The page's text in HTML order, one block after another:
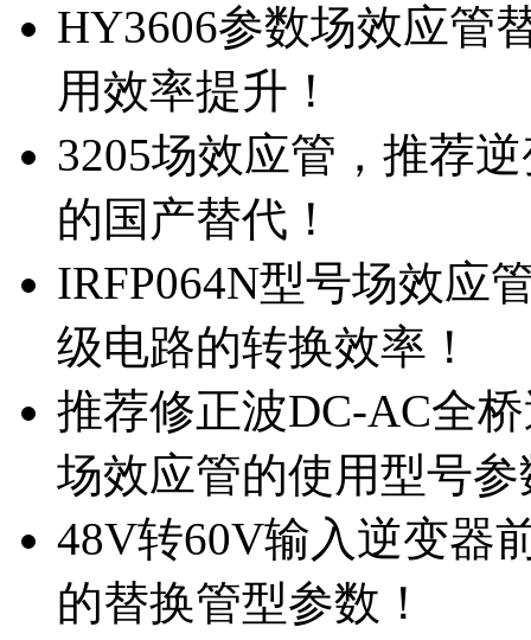
HY3606参数场效应管
用效率提升！
3205场效应管，推荐
的国产替代！
IRFP064N型号场效应
级电路的转换效率！
推荐修正波DC-AC全
场效应管的使用型号参
48V转60V输入逆变器
的替换管型参数！